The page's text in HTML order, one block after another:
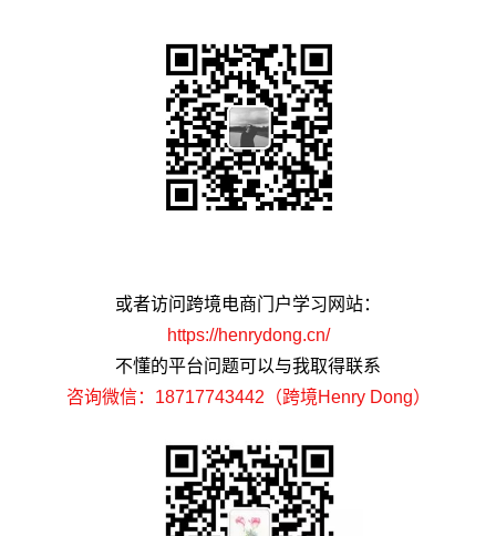
或者访问跨境电商门户学习网站：
https://henrydong.cn/
不懂的平台问题可以与我取得联系
咨询微信：18717743442（跨境Henry Dong）